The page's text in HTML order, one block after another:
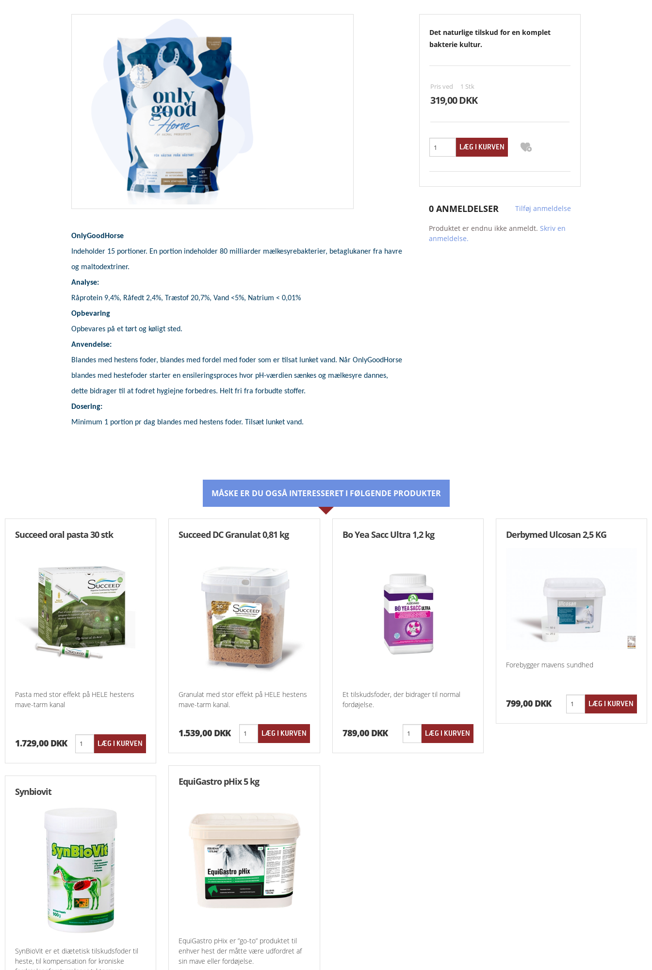
ENERGI SÅRPLEJE EQUITOP
RHEVA
SCANVET
OnlyGoodHorse
Indeholder 15 portioner. En portion indeholder 80 milliarder mælkesyrebakterier, betaglukaner fra havre
og maltodextriner.
Analyse:
Råprotein 9,4%, Råfedt 2,4%, Træstof 20,7%, Vand <5%, Natrium < 0,01%
Opbevaring
Opbevares på et tørt og køligt sted.
Anvendelse:
Blandes med hestens foder, blandes med fordel med foder som er tilsat lunket vand. Når OnlyGoodHorse
blandes med hestefoder starter en ensileringsproces hvor pH-værdien sænkes og mælkesyre dannes,
dette bidrager til at fodret hygiejne forbedres. Helt fri fra forbudte stoffer.
Dosering:
Minimum 1 portion pr dag blandes med hestens foder. Tilsæt lunket vand.
Det naturlige tilskud for en komplet
bakterie kultur.
Pris ved 1 Stk
319,00 DKK
0 ANMELDELSER Tilføj anmeldelse
Produktet er endnu ikke anmeldt. Skriv en
anmeldelse.
MÅSKE ER DU OGSÅ INTERESSERET I FØLGENDE PRODUKTER
Succeed oral pasta 30 stk
Pasta med stor effekt på HELE hestens
mave-tarm kanal
1.729,00 DKK
Synbiovit
SynBioVit er et diætetisk tilskudsfoder til
heste, til kompensation for kroniske
Succeed DC Granulat 0,81 kg
Granulat med stor effekt på HELE hestens
mave-tarm kanal.
1.539,00 DKK
EquiGastro pHix 5 kg
EquiGastro pHix er ”go-to” produktet til
enhver hest der måtte være udfordret af
sin mave eller fordøjelse.
Bo Yea Sacc Ultra 1,2 kg
Et tilskudsfoder, der bidrager til normal
fordøjelse.
789,00 DKK
Derbymed Ulcosan 2,5 KG
Forebygger mavens sundhed
799,00 DKK